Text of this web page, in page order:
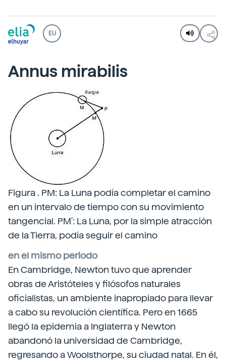
EU
Annus mirabilis
Figura . PM: La Luna podía completar el camino
en un intervalo de tiempo con su movimiento
tangencial. PM': La Luna, por la simple atracción
de la Tierra, podía seguir el camino
en el mismo periodo
En Cambridge, Newton tuvo que aprender
obras de Aristóteles y filósofos naturales
oficialistas, un ambiente inapropiado para llevar
a cabo su revolución científica. Pero en 1665
llegó la epidemia a Inglaterra y Newton
abandonó la universidad de Cambridge,
regresando a Woolsthorpe, su ciudad natal. En él,